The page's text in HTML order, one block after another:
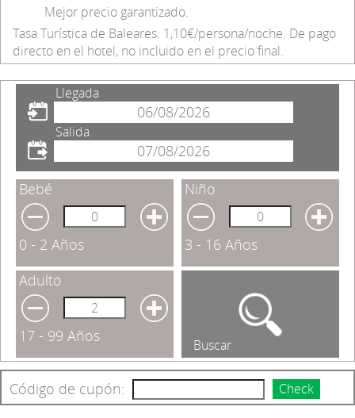
Mejor precio garantizado.
Tasa Turística de Baleares: 1,10€/persona/noche. De pago
directo en el hotel, no incluido en el precio final.
Llegada
Salida
Bebé
0 - 2 Años
Niño
3 - 16 Años
Adulto
17 - 99 Años Buscar
Código de cupón: Check